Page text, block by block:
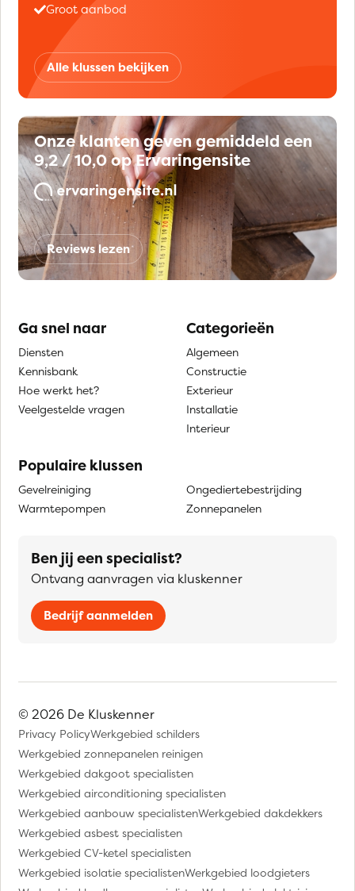
Groot aanbod
Alle klussen bekijken
Onze klanten geven gemiddeld een
9,2 / 10,0 op Ervaringensite
Reviews lezen
Ga snel naar
Diensten
Kennisbank
Hoe werkt het?
Veelgestelde vragen
Categorieën
Algemeen
Constructie
Exterieur
Installatie
Interieur
Populaire klussen
Gevelreiniging
Warmtepompen
Ongediertebestrijding
Zonnepanelen
Ben jij een specialist?
Ontvang aanvragen via kluskenner
Bedrijf aanmelden
© 2026 De Kluskenner
Privacy PolicyWerkgebied schilders
Werkgebied zonnepanelen reinigen
Werkgebied dakgoot specialisten
Werkgebied airconditioning specialisten
Werkgebied aanbouw specialistenWerkgebied dakdekkers
Werkgebied asbest specialisten
Werkgebied CV-ketel specialisten
Werkgebied isolatie specialistenWerkgebied loodgieters